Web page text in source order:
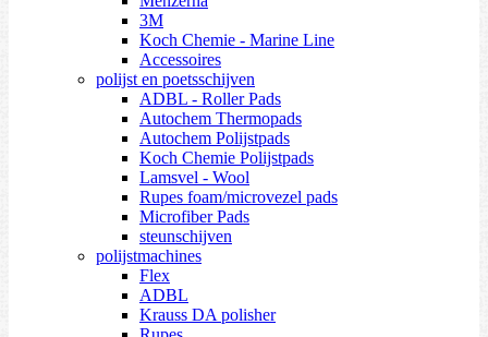
3M
Koch Chemie - Marine Line
Accessoires
polijst en poetsschijven
ADBL - Roller Pads
Autochem Thermopads
Autochem Polijstpads
Koch Chemie Polijstpads
Lamsvel - Wool
Rupes foam/microvezel pads
Microfiber Pads
steunschijven
polijstmachines
Flex
ADBL
Krauss DA polisher